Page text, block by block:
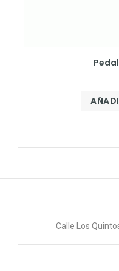
Calle Los